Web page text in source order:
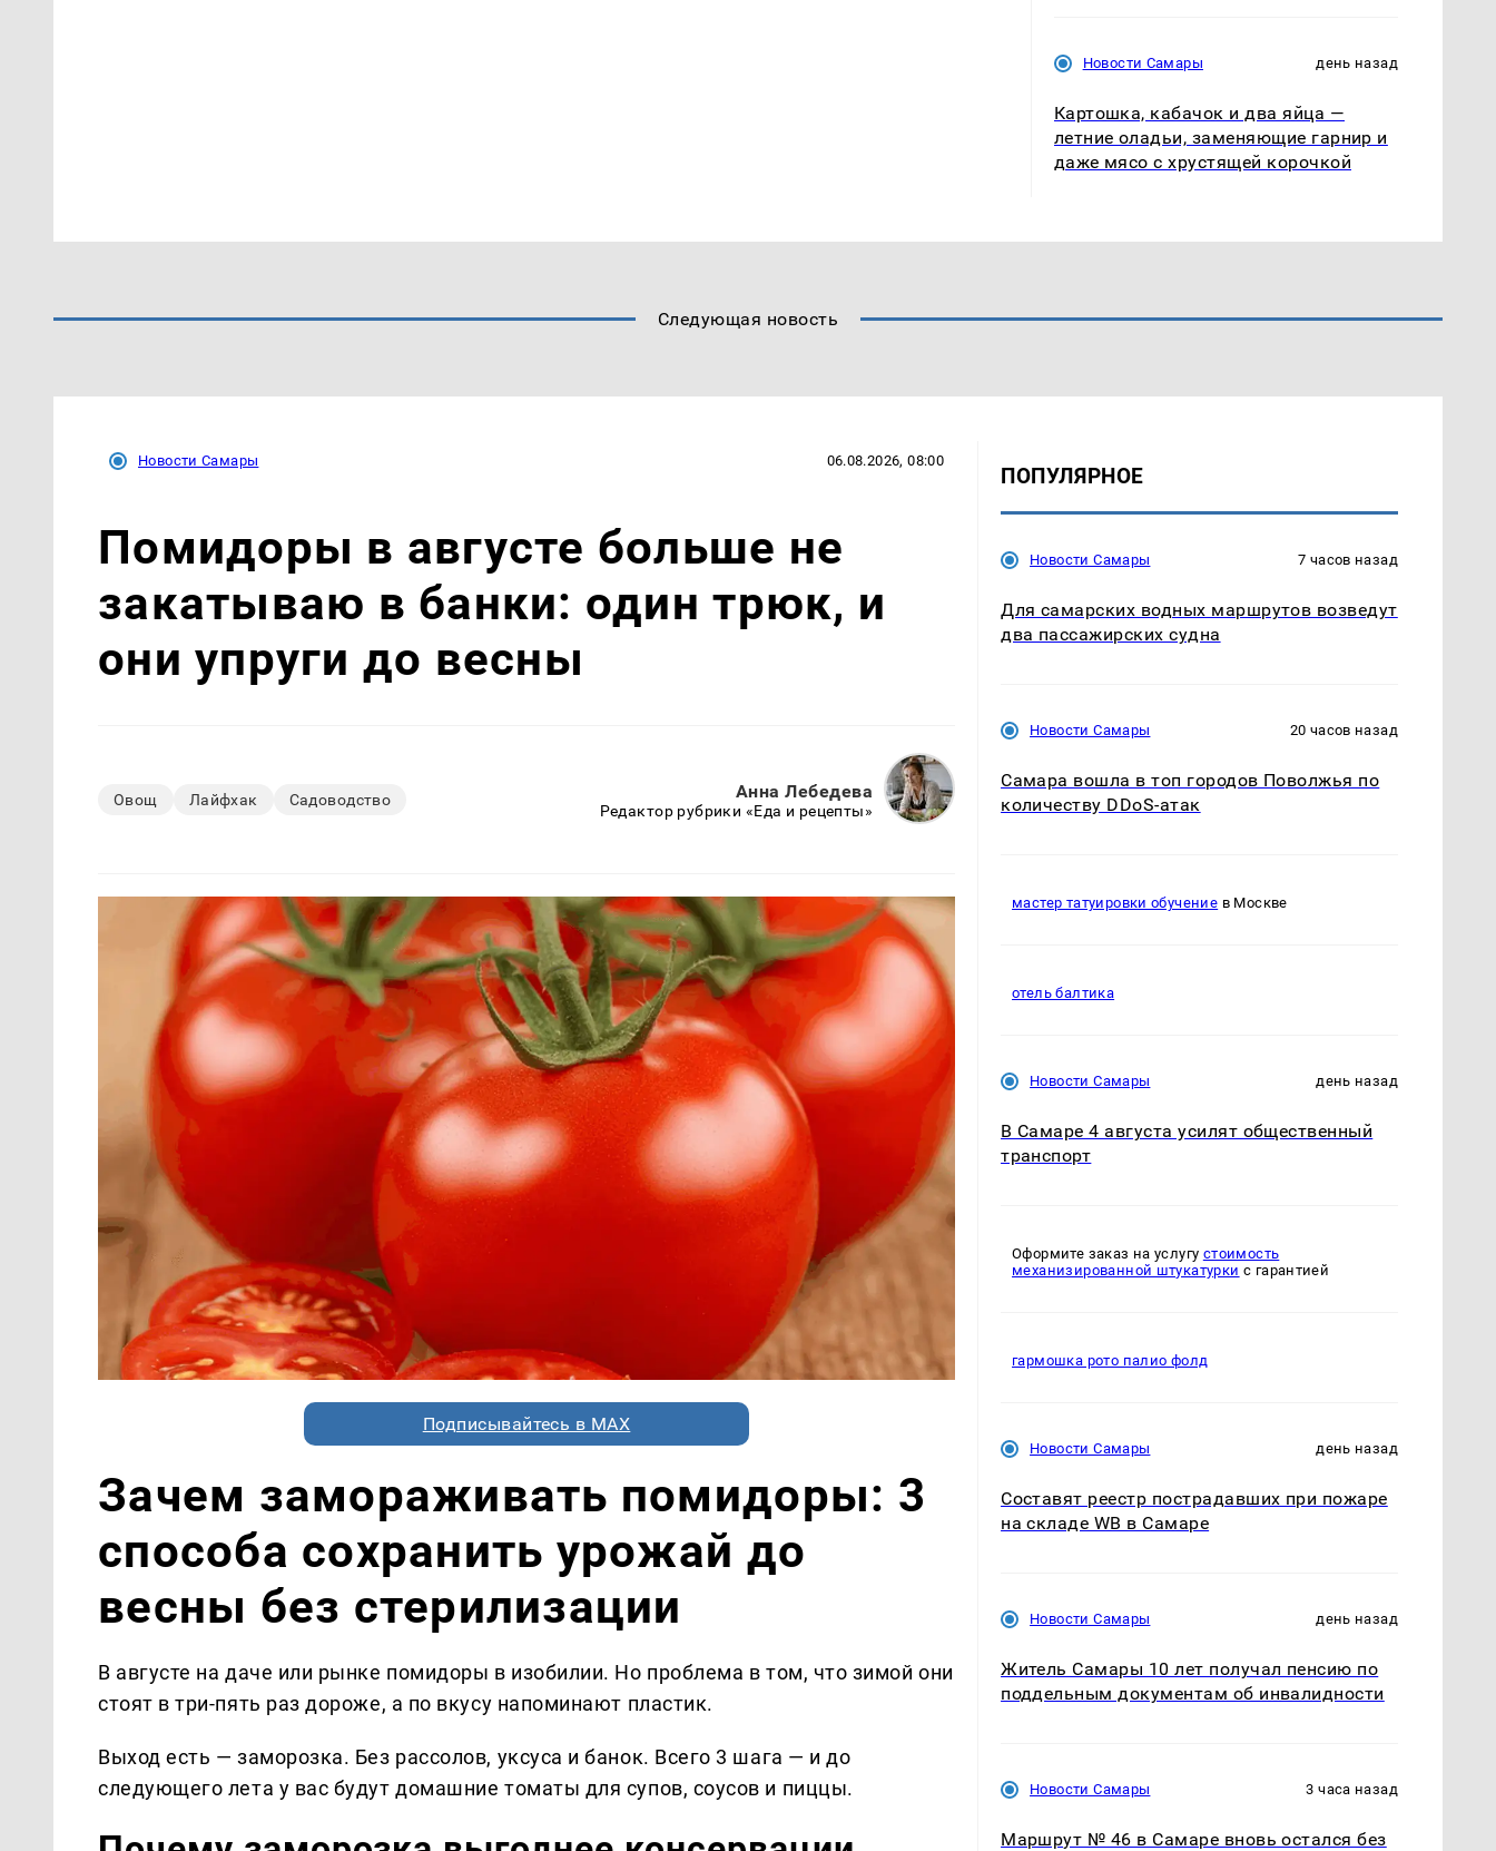
Новости Самары день назад
Картошка, кабачок и два яйца —
летние оладьи, заменяющие гарнир и
даже мясо с хрустящей корочкой
Следующая новость
Новости Самары 06.08.2026, 08:00
Помидоры в августе больше не
закатываю в банки: один трюк, и
они упруги до весны
Овощ Лайфхак Садоводство Анна Лебедева
Редактор рубрики «Еда и рецепты»
Подписывайтесь в MAX
Зачем замораживать помидоры: 3
способа сохранить урожай до
весны без стерилизации
В августе на даче или рынке помидоры в изобилии. Но проблема в том, что зимой они
стоят в три-пять раз дороже, а по вкусу напоминают пластик.
Выход есть — заморозка. Без рассолов, уксуса и банок. Всего 3 шага — и до
следующего лета у вас будут домашние томаты для супов, соусов и пиццы.
ПОПУЛЯРНОЕ
Новости Самары 7 часов назад
Для самарских водных маршрутов возведут
два пассажирских судна
Новости Самары 20 часов назад
Самара вошла в топ городов Поволжья по
количеству DDoS-атак
мастер татуировки обучение в Москве
отель балтика
Новости Самары день назад
В Самаре 4 августа усилят общественный
транспорт
Оформите заказ на услугу стоимость
механизированной штукатурки с гарантией
гармошка рото палио фолд
Новости Самары день назад
Составят реестр пострадавших при пожаре
на складе WB в Самаре
Новости Самары день назад
Житель Самары 10 лет получал пенсию по
поддельным документам об инвалидности
Новости Самары 3 часа назад
Маршрут № 46 в Самаре вновь остался без